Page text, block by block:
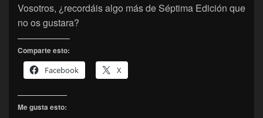
Vosotros, ¿recordáis algo más de Séptima Edición que
no os gustara?
Comparte esto:
Facebook
X
Me gusta esto: